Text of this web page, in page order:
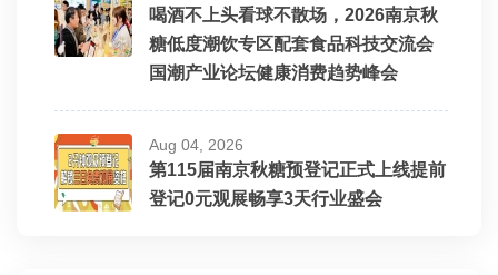
云南四只猫实业有限公司
上海沪小七食品科技有限公司
山东嘉德利食品有限公司
新乡市口口妙食品有限公司
喝酒不上头看球不散场，2026南京秋
糖低度潮饮专区配套食品科技交流会
国潮产业论坛健康消费趋势峰会
Aug 04, 2026
第115届南京秋糖预登记正式上线提前
登记0元观展畅享3天行业盛会